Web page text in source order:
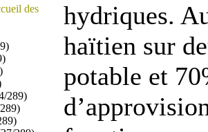
des
289)
hydriques.
haïtien sur
potable et